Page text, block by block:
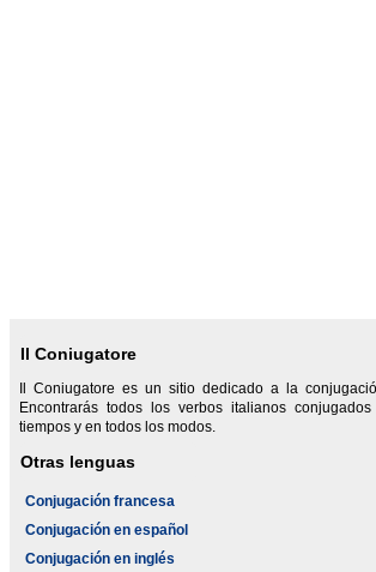
Il Coniugatore
Il Coniugatore es un sitio dedicado a la
Encontrarás todos los verbos italianos
tiempos y en todos los modos.
Otras lenguas
Conjugación francesa
Conjugación en español
Conjugación en inglés